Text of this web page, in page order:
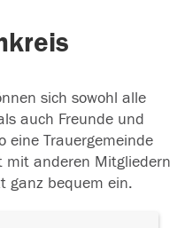
sich sowohl alle
auch Freunde und
eine Trauergemeinde
mit anderen Mitgliedern
ganz bequem ein.